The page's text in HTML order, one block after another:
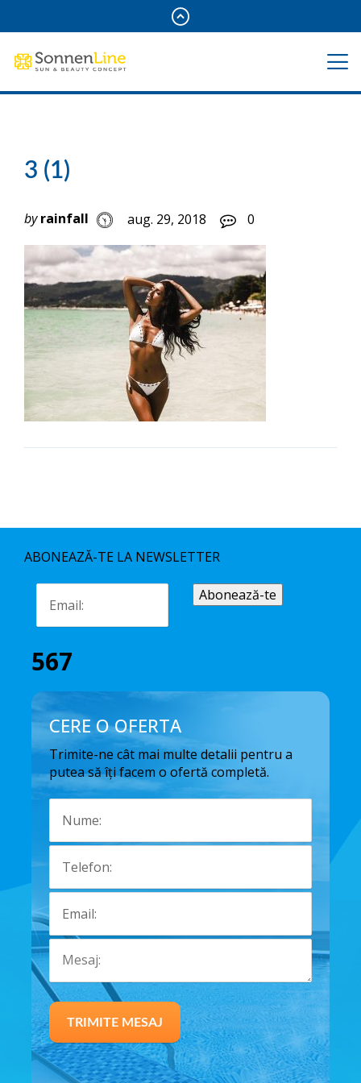
3 (1)
by rainfall aug. 29, 2018 0
ABONEAZĂ-TE LA NEWSLETTER
567
CERE O OFERTA
Trimite-ne cât mai multe detalii pentru a
putea să îți facem o ofertă completă.